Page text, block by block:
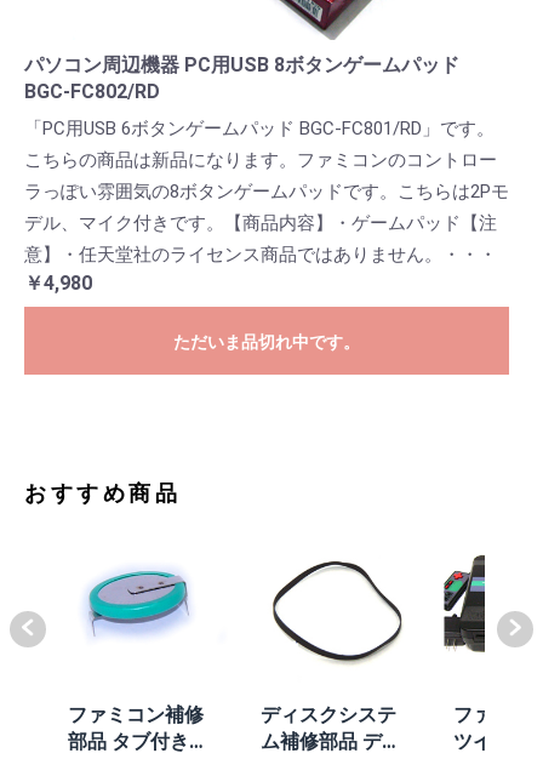
パソコン周辺機器 PC用USB 8ボタンゲームパッド
BGC-FC802/RD
「PC用USB 6ボタンゲームパッド BGC-FC801/RD」です。
こちらの商品は新品になります。ファミコンのコントロー
ラっぽい雰囲気の8ボタンゲームパッドです。こちらは2Pモ
デル、マイク付きです。【商品内容】・ゲームパッド【注
意】・任天堂社のライセンス商品ではありません。・・・
￥4,980
ただいま品切れ中です。
おすすめ商品
ファミコン補修
部品 タブ付きコ
ディスクシステ
ム補修部品 ディ
ファミコ
ツインフ